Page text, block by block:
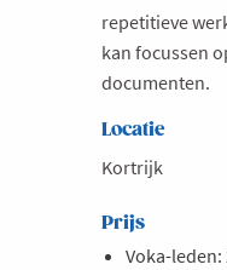
repetitieve
kan focussen
documenten.
Locatie
Kortrijk
Prijs
Voka-leden: